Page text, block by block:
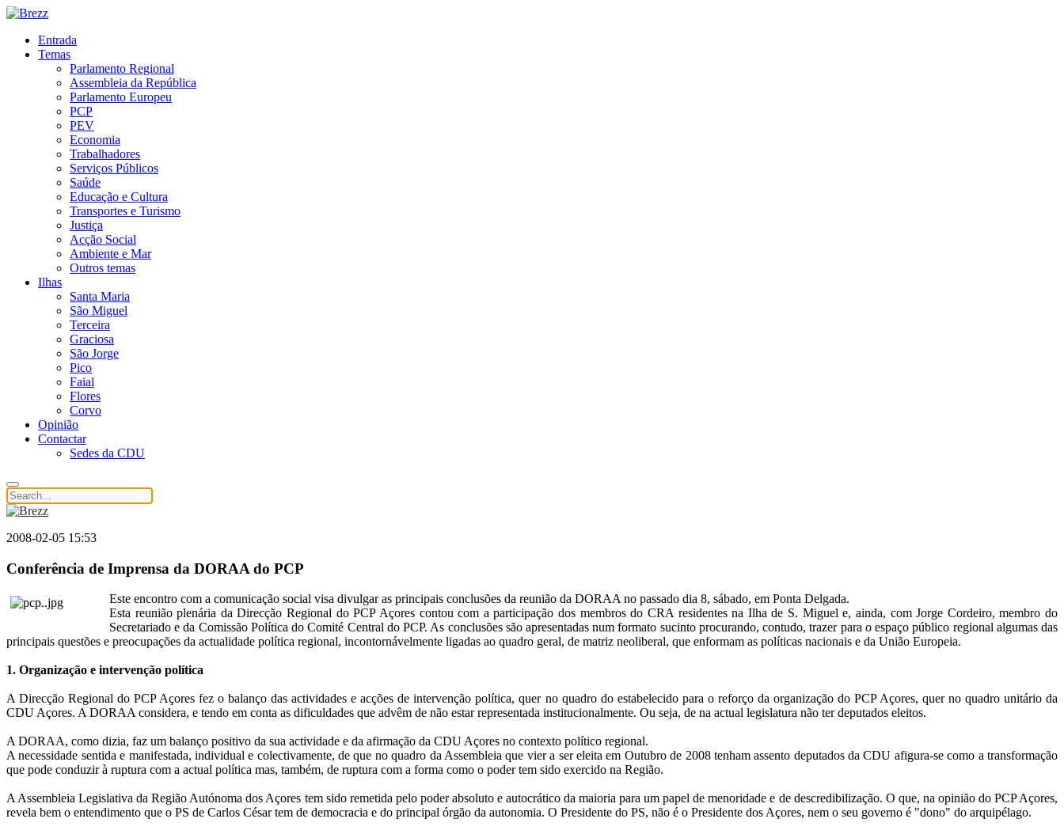
Entrada
Temas
Parlamento Regional
Assembleia da República
Parlamento Europeu
PCP
PEV
Economia
Trabalhadores
Serviços Públicos
Saúde
Educação e Cultura
Transportes e Turismo
Justiça
Acção Social
Ambiente e Mar
Outros temas
Ilhas
Santa Maria
São Miguel
Terceira
Graciosa
São Jorge
Pico
Faial
Flores
Corvo
Opinião
Contactar
Sedes da CDU
2008-02-05 15:53
Conferência de Imprensa da DORAA do PCP
Este encontro com a comunicação social visa divulgar as principais conclusões da reunião da DORAA no passado dia 8, sábado, em Ponta Delgada.
Esta reunião plenária da Direcção Regional do PCP Açores contou com a participação dos membros do CRA residentes na Ilha de S. Miguel e, ainda, com Jorge Cordeiro, membro do
Secretariado e da Comissão Política do Comité Central do PCP. As conclusões são apresentadas num formato sucinto procurando, contudo, trazer para o espaço público regional algumas das
principais questões e preocupações da actualidade política regional, incontornávelmente ligadas ao quadro geral, de matriz neoliberal, que enformam as políticas nacionais e da União Europeia.
1. Organização e intervenção política
A Direcção Regional do PCP Açores fez o balanço das actividades e acções de intervenção política, quer no quadro do estabelecido para o reforço da organização do PCP Açores, quer no quadro unitário da
CDU Açores. A DORAA considera, e tendo em conta as dificuldades que advêm de não estar representada institucionalmente. Ou seja, de na actual legislatura não ter deputados eleitos.
A DORAA, como dizia, faz um balanço positivo da sua actividade e da afirmação da CDU Açores no contexto político regional.
A necessidade sentida e manifestada, individual e colectivamente, de que no quadro da Assembleia que vier a ser eleita em Outubro de 2008 tenham assento deputados da CDU afigura-se como a transformação
que pode conduzir à ruptura com a actual política mas, também, de ruptura com a forma como o poder tem sido exercido na Região.
A Assembleia Legislativa da Região Autónoma dos Açores tem sido remetida pelo poder absoluto e autocrático da maioria para um papel de menoridade e de descredibilização. O que, na opinião do PCP Açores,
revela bem o entendimento que o PS de Carlos César tem de democracia e do principal órgão da autonomia. O Presidente do PS, não é o Presidente dos Açores, nem o seu governo é "dono" do arquipélago.